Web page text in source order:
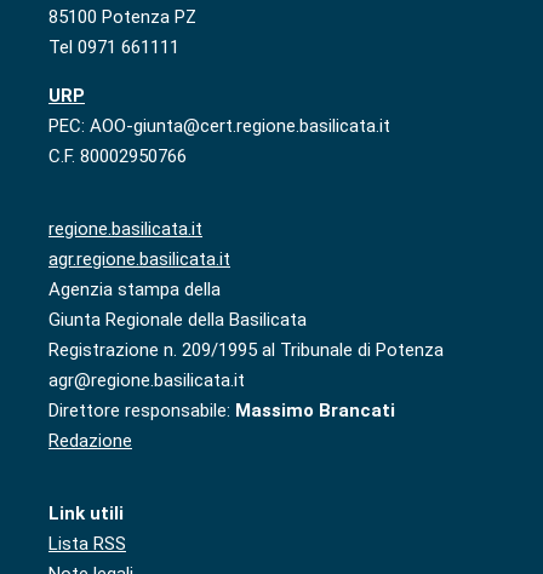
85100 Potenza PZ
Tel 0971 661111
URP
PEC: AOO-giunta@cert.regione.basilicata.it
C.F. 80002950766
regione.basilicata.it
agr.regione.basilicata.it
Agenzia stampa della
Giunta Regionale della Basilicata
Registrazione n. 209/1995 al Tribunale di Potenza
agr@regione.basilicata.it
Direttore responsabile: Massimo Brancati
Redazione
Link utili
Lista RSS